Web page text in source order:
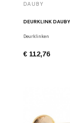
DAUBY
Deurklinken
€ 112,76